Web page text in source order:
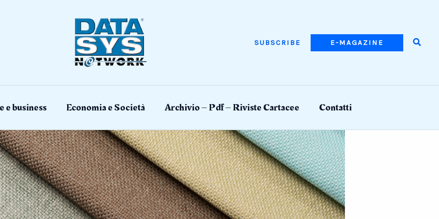
SUBSCRIBE E-MAGAZINE
e business Economia e Società Archivio – Pdf – Riviste Cartacee Contatti